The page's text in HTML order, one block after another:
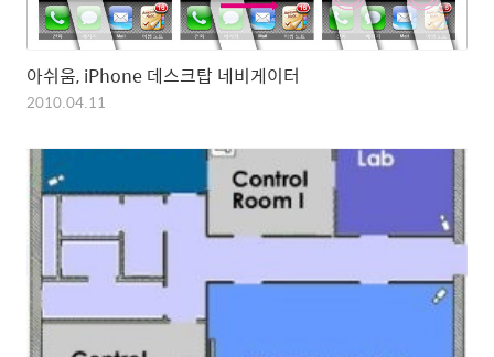
아쉬움, iPhone 데스크탑 네비게이터
2010.04.11